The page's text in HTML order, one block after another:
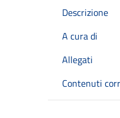
Descrizione
A cura di
Allegati
Contenuti